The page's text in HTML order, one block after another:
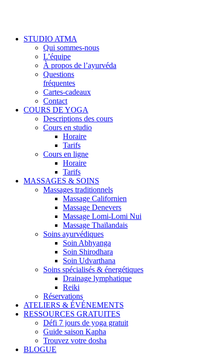
Close
STUDIO ATMA
Qui sommes-nous
L’équipe
À propos de l’ayurvéda
Questions
fréquentes
Cartes-cadeaux
Contact
COURS DE YOGA
Descriptions des cours
Cours en studio
Horaire
Tarifs
Cours en ligne
Horaire
Tarifs
MASSAGES & SOINS
Massages traditionnels
Massage Californien
Massage Denevers
Massage Lomi-Lomi Nui
Massage Thaïlandais
Soins ayurvédiques
Soin Abhyanga
Soin Shirodhara
Soin Udvarthana
Soins spécialisés & énergétiques
Drainage lymphatique
Reiki
Réservations
ATELIERS & ÉVÉNEMENTS
RESSOURCES GRATUITES
Défi 7 jours de yoga gratuit
Guide saison Kapha
Trouvez votre dosha
BLOGUE